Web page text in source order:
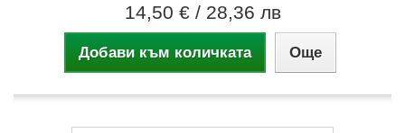
14,50 € / 28,36 лв
Добави към количката Още